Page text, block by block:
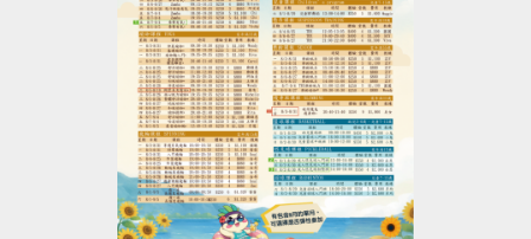
-洽詢專線：03-2639066 #112
-官網 :
https://www.lzsports.com.tw/zh_TW/news/pageID/1/
-FB : 桃園市蘆竹國民運動中心
-IG : @luzhusports